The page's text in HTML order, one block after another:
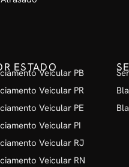
ESTADOVeicular PB
Veicular PR
Veicular PE
Veicular PI
Veicular RJ
Veicular RN